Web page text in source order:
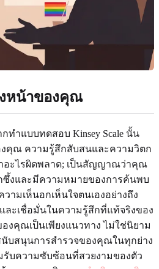
หน้าของคุณ
ทำแบบทดสอบ Kinsey Scale นั้น
งคุณ ความรู้สึกสับสนและความวิตก
อะไรผิดพลาด; เป็นสัญญาณว่าคุณ
ซึ้งและมีความหมายของการค้นพบ
วามเห็นอกเห็นใจตนเองอย่างถึง
และเชื่อมั่นในความรู้สึกที่แท้จริงของ
งคุณเป็นเพียงแนวทาง ไม่ใช่นิยาม
บสนุนการสำรวจของคุณในทุกย่าง
รับความซับซ้อนที่สวยงามของตัว